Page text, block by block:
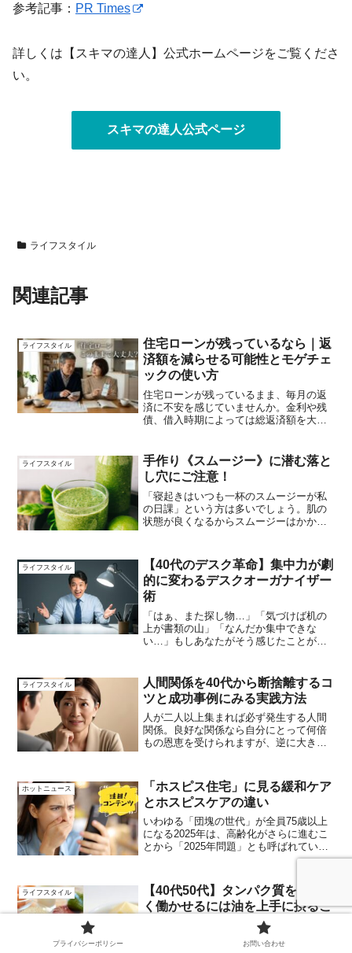
参考記事： PR Times
詳しくは【スキマの達人】公式ホームページをご覧くださ
い。
スキマの達人公式ページ
ライフスタイル
関連記事
ライフスタイル
住宅ローンが残っているなら｜返
済額を減らせる可能性とモゲチェ
ックの使い方
住宅ローンが残っているまま、毎月の返
済に不安を感じていませんか。金利や残
債、借入時期によっては総返済額を大き
直し前に知るべきポイントを詳しく解説
します。
ライフスタイル
手作り《スムージー》に潜む落と
し穴にご注意！
「寝起きはいつも一杯のスムージーが私
の日課」という方は多いでしょう。肌の
状態が良くなるからスムージーはかかせ
ら朝食と晩食はいつもこれ！！！朝の冷
たいスムージーはスッキリ...
ライフスタイル
【40代のデスク革命】集中力が劇
的に変わるデスクオーガナイザー
術
「はぁ、また探し物…」「気づけば机の
上が書類の山」「なんだか集中できな
い…」もしあなたがそう感じたことがあ
え、やるべきことに追われる日々。デス
ク周りの散らかりは、単なる...
ライフスタイル
人間関係を40代から断捨離するコ
ツと成功事例にみる実践方法
人が二人以上集まれば必ず発生する人間
関係。良好な関係なら自分にとって何倍
もの恩恵を受けられますが、逆に大きな
感を感じない果断な決断が大切だったの
です。
ホットニュース
「ホスピス住宅」に見る緩和ケア
とホスピスケアの違い
いわゆる「団塊の世代」が全員75歳以上
になる2025年は、高齢化がさらに進むこ
とから「2025年問題」とも呼ばれていま
す。 医療現場では後期高齢者の増加を背
高まると考えられていて、体制の構築が
課題となって...
ライフスタイル
【40代50代】タンパク質を上手
く働かせるには油を上手に摂るこ
最近、健康のためタンパク質が重要でし
プライバシーポリシー お問い合わせ